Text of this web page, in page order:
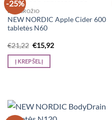
-25%
DĖL GROŽIO
NEW NORDIC Apple Cider 600
tabletės N60
€21,22 Original
price
was:
€21,22.
€15,92Current
Į KREPŠELĮ